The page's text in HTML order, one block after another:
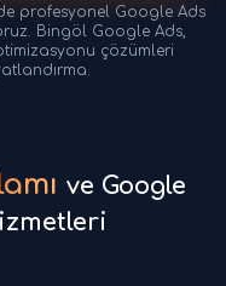
profesyonel Google Ads
Bingöl Google Ads,
çözümleri
ve Google